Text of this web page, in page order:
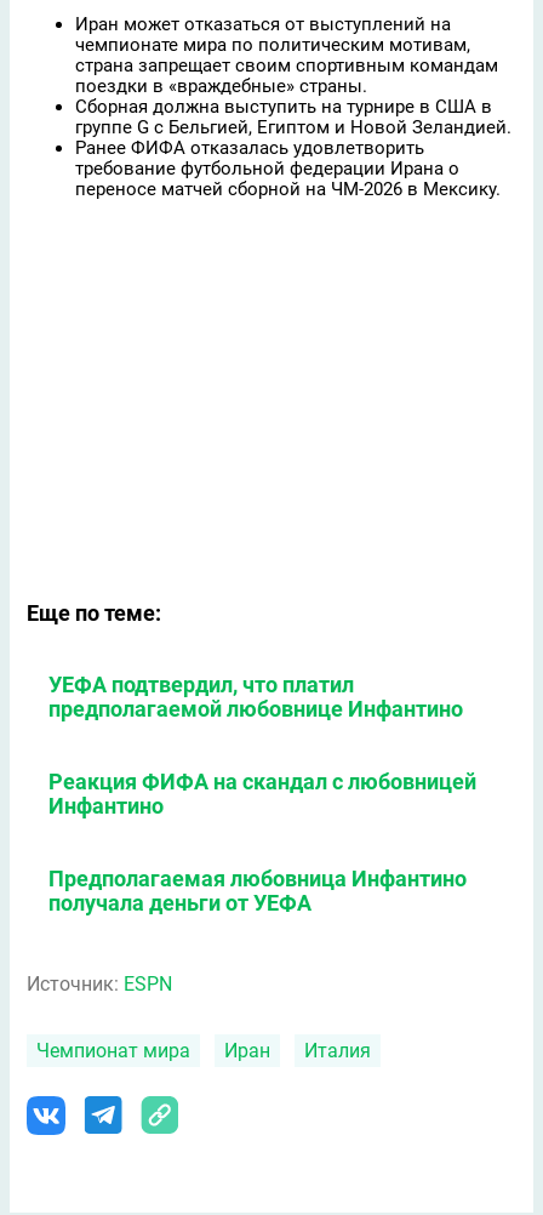
Иран может отказаться от выступлений на
чемпионате мира по политическим мотивам,
страна запрещает своим спортивным командам
поездки в «враждебные» страны.
Сборная должна выступить на турнире в США в
группе G с Бельгией, Египтом и Новой Зеландией.
Ранее ФИФА отказалась удовлетворить
требование футбольной федерации Ирана о
переносе матчей сборной на ЧМ-2026 в Мексику.
Еще по теме:
УЕФА подтвердил, что платил
предполагаемой любовнице Инфантино
Реакция ФИФА на скандал с любовницей
Инфантино
Предполагаемая любовница Инфантино
получала деньги от УЕФА
Источник: ESPN
Чемпионат мира Иран Италия